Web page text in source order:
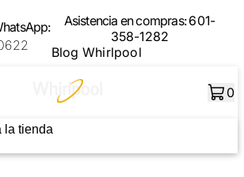
Asistencia en compras:601-
358-1282
Blog Whirlpool
0